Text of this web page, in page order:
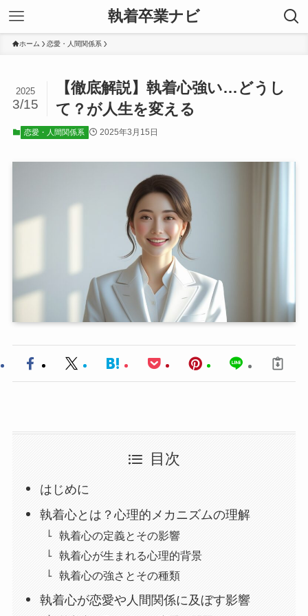
執着卒業ナビ
ホーム 恋愛・人間関係系
【徹底解説】執着心強い…どうし
て？が人生を変える
2025
3/15
恋愛・人間関係系 2025年3月15日
目次
はじめに
執着心とは？心理的メカニズムの理解
執着心の定義とその影響
執着心が生まれる心理的背景
執着心の強さとその種類
執着心が恋愛や人間関係に及ぼす影響